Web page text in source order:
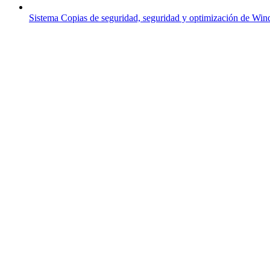
Sistema Copias de seguridad, seguridad y optimización de